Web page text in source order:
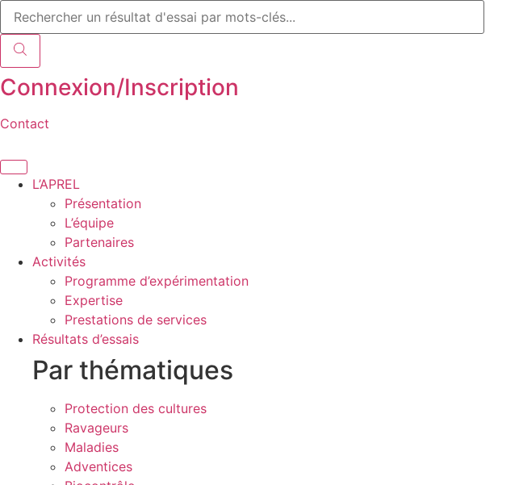
Aller
au
contenu
Recherche
de
produits
Connexion/Inscription
Contact
L’APREL
Présentation
L’équipe
Partenaires
Activités
Programme d’expérimentation
Expertise
Prestations de services
Résultats d’essais
Par thématiques
Protection des cultures
Ravageurs
Maladies
Adventices